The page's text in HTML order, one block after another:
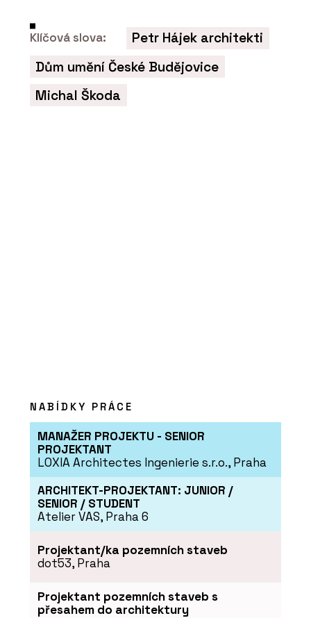
TechniStone
PRODUKTY
Tvrzený Kámen Morning
Daisy - TechniStone
PRODUKTY
Tvrzený Kámen Noble
Klíčová slova:
Petr Hájek architekti
Dům umění České Budějovice
Michal Škoda
NABÍDKY PRÁCE
MANAŽER PROJEKTU - SENIOR
PROJEKTANT
LOXIA Architectes Ingenierie s.r.o., Praha
ARCHITEKT-PROJEKTANT: JUNIOR /
SENIOR / STUDENT
Atelier VAS, Praha 6
Projektant/ka pozemních staveb
dot53, Praha
Projektant pozemních staveb s
přesahem do architektury